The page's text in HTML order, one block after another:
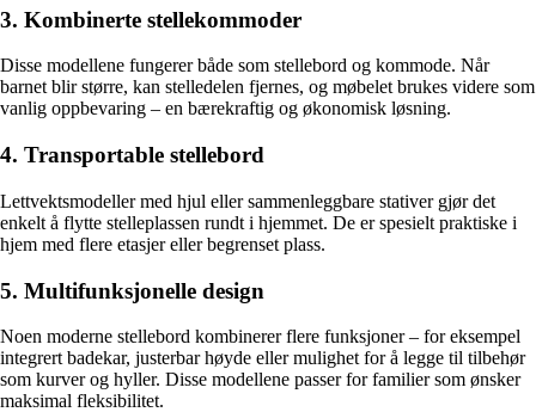
3. Kombinerte stellekommoder
Disse modellene fungerer både som stellebord og kommode. Når
barnet blir større, kan stelledelen fjernes, og møbelet brukes videre som
vanlig oppbevaring – en bærekraftig og økonomisk løsning.
4. Transportable stellebord
Lettvektsmodeller med hjul eller sammenleggbare stativer gjør det
enkelt å flytte stelleplassen rundt i hjemmet. De er spesielt praktiske i
hjem med flere etasjer eller begrenset plass.
5. Multifunksjonelle design
Noen moderne stellebord kombinerer flere funksjoner – for eksempel
integrert badekar, justerbar høyde eller mulighet for å legge til tilbehør
som kurver og hyller. Disse modellene passer for familier som ønsker
maksimal fleksibilitet.